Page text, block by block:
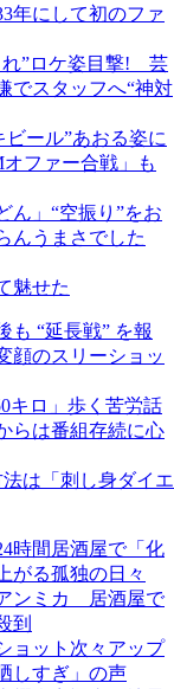
年にして初のファ
れ”ロケ姿目撃! 芸
でスタッフへ“神対
ール”あおる姿に
ファー合戦」も
ん」“空振り”をお
んうまさでした
魅せた
も “延長戦” を報
顔のスリーショッ
キロ」歩く苦労話
らは番組存続に心
は「刺し身ダイエ
時間居酒屋で「化
がる孤独の日々
ンミカ 居酒屋で
到
ョット次々アップ
しすぎ」の声